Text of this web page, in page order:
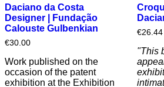
Daciano da Costa
Designer | Fundação
Calouste Gulbenkian
€30.00
Work published on the
occasion of the patent
exhibition at the Exhibition
€26.44
"This